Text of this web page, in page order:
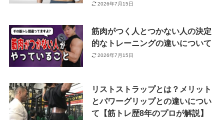
2026年7月15日
筋肉がつく人とつかない人の決定
的なトレーニングの違いについて
2026年7月15日
リストストラップとは？メリット
とパワーグリップとの違いについ
て【筋トレ歴8年のプロが解説】